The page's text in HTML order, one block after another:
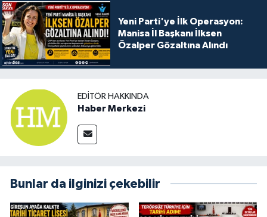
Yeni Parti'ye İlk Operasyon:
Manisa İl Başkanı İlksen
Özalper Gözaltına Alındı
EDITÖR HAKKINDA
Haber Merkezi
Bunlar da ilginizi çekebilir